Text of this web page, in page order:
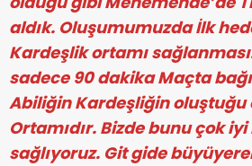
aldık. Oluşumumuzda İlk
Kardeşlik ortamı
sadece 90 dakika Maçta
Abiliğin Kardeşliğin oluştuğu
Ortamıdır. Bizde bunu çok
sağlıyoruz. Git gide